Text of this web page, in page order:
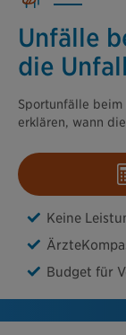
Unfälle
die
Sportunfälle
erklären, wann
Keine
Budget für